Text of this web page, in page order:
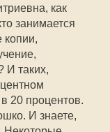
как
занимается
копии,
И таких,
20 процентов.
И знаете,